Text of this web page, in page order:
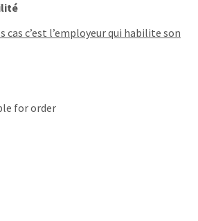
cas c’est l’employeur qui habilite son
for order